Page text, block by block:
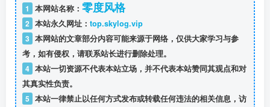
1 本网站名称： 零度风格
2 本站永久网址： top.skylog.vip
3 本网站的文章部分内容可能来源于网络，仅供大家学习与参
考，如有侵权，请联系站长进行删除处理。
4 本站一切资源不代表本站立场，并不代表本站赞同其观点和对
其真实性负责。
5 本站一律禁止以任何方式发布或转载任何违法的相关信息，访